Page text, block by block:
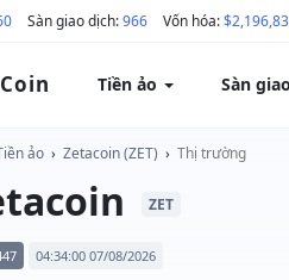
Sàn giao dịch:966 Vốn hóa:
Tiền ảo Sàn
ảo › Zetacoin (ZET) › Thị trường
ZET
04:34:00 07/08/2026